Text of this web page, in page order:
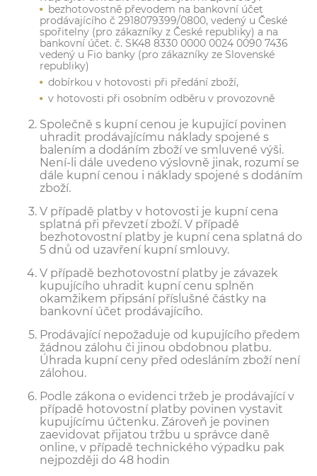
bezhotovostně převodem na bankovní účet
prodávajícího č 2918079399/0800, vedený u České
spořitelny (pro zákazníky z České republiky) a na
bankovní účet. č. SK48 8330 0000 0024 0090 7436
vedený u Fio banky (pro zákazníky ze Slovenské
republiky)
dobírkou v hotovosti při předání zboží,
v hotovosti při osobním odběru v provozovně
Společně s kupní cenou je kupující povinen
uhradit prodávajícímu náklady spojené s
balením a dodáním zboží ve smluvené výši.
Není-li dále uvedeno výslovně jinak, rozumí se
dále kupní cenou i náklady spojené s dodáním
zboží.
V případě platby v hotovosti je kupní cena
splatná při převzetí zboží. V případě
bezhotovostní platby je kupní cena splatná do
5 dnů od uzavření kupní smlouvy.
V případě bezhotovostní platby je závazek
kupujícího uhradit kupní cenu splněn
okamžikem připsání příslušné částky na
bankovní účet prodávajícího.
Prodávající nepožaduje od kupujícího předem
žádnou zálohu či jinou obdobnou platbu.
Úhrada kupní ceny před odesláním zboží není
zálohou.
Podle zákona o evidenci tržeb je prodávající v
případě hotovostní platby povinen vystavit
kupujícímu účtenku. Zároveň je povinen
zaevidovat přijatou tržbu u správce daně
online, v případě technického výpadku pak
nejpozději do 48 hodin